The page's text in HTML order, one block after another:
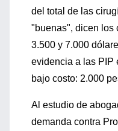
del total de las
"buenas", dicen los
3.500 y 7.000
evidencia a las PIP
bajo costo: 2.000
Al estudio de
demanda contra